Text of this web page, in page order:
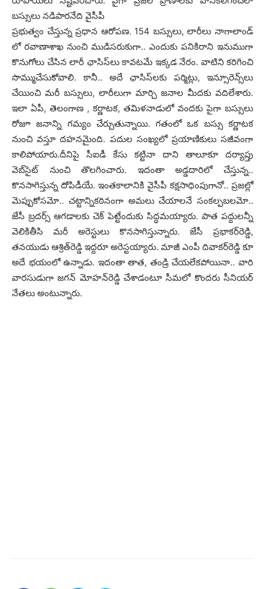
బ‌స్సులు న‌డిపార‌నేది వైసీపీ
ప్ర‌భుత్వం చేస్తున్న ప్ర‌ధాన ఆరోప‌ణ‌. 154 బ‌స్సులు, లారీలు నాగాలాండ్
లో ర‌వాణాశాఖ నుంచి ముడిస‌రుకుగా.. ఎందుకు ప‌నికిరాని ఇనుముగా
కొనుగోలు చేసిన లారీ ఛాసిస్‌లు కావ‌ట‌మే ఇక్క‌డ నేరం. వాటిని క‌రిగించి
సొమ్ముచేసుకోవాలి. కానీ.. అదే ఛాసిస్‌ల‌కు ప‌ర్మిట్లు, ఇన్సూరెన్స్‌లు
చేయించి మ‌రీ బ‌స్సులు, లారీలుగా మార్చి జ‌నాల మీద‌కు వ‌దిలేశారు.
ఇలా ఏపీ, తెలంగాణ , క‌ర్ణాట‌క‌, త‌మిళ‌నాడులో వంద‌కు పైగా బ‌స్సులు
రోజూ జ‌నాన్ని గ‌మ్యం చేర్చుతున్నాయి. గతంలో ఒక బస్సు క‌ర్ణాట‌క
నుంచి వ‌స్తూ ద‌హ‌న‌మైంది. ప‌దుల సంఖ్య‌లో ప్ర‌యాణికులు స‌జీవంగా
కాలిపోయారు.దీనిపై సీఐడీ కేసు క‌ట్టినా దాని తాలూకూ ద‌ర్యాప్తు
వెబ్‌సైట్ నుంచి తొల‌గించారు. ఇదంతా అడ్డ‌దారిలో చేస్తున్న..
కొన‌సాగిస్తున్న దోపిడీయే. ఇంత‌కాలానికి వైసీపీ క‌క్ష‌సాధింపుగానో.. ప్ర‌జ‌ల్లో
మెప్పుకోస‌మో.. చ‌ట్టాన్నిక‌ఠినంగా అమ‌లు చేయాల‌నే సంక‌ల్ప‌బ‌ల‌మో..
జేసీ బ్ర‌ద‌ర్స్ ఆగ‌డాల‌కు చెక్ పెట్టేందుకు సిద్ధ‌మ‌య్యారు. పాత ప‌ద్దుల‌న్నీ
వెలికితీసి మ‌రీ అరెస్టులు కొన‌సాగిస్తున్నారు. జేసీ ప్ర‌భాక‌ర్‌రెడ్డి,
త‌న‌యుడు ఆశ్రిత్‌రెడ్డి ఇద్ద‌రూ అరెస్ట‌య్యారు. మాజీ ఎంపీ దివాక‌ర్‌రెడ్డి కూ
అదే భ‌యంలో ఉన్నాడు. ఇదంతా తాత‌, తండ్రి చేయ‌లేక‌పోయినా.. వారి
వార‌సుడుగా జ‌గ‌న్ మోహ‌న్‌రెడ్డి చేశాడంటూ సీమ‌లో కొంద‌రు సీనియ‌ర్
నేత‌లు అంటున్నారు.